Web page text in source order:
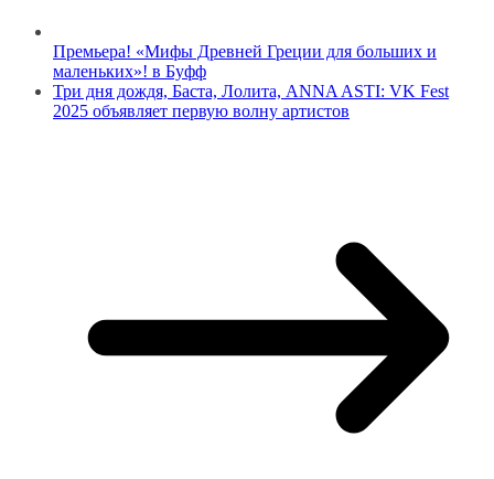
Премьера! «Мифы Древней Греции для больших и
маленьких»! в Буфф
Три дня дождя, Баста, Лолита, ANNA ASTI: VK Fest
2025 объявляет первую волну артистов